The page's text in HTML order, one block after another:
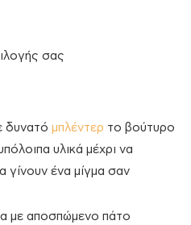
σας
δυνατό μπλέντερ το βούτυρο
υλικά μέχρι να
γίνουν ένα μίγμα σαν
με αποσπώμενο πάτο